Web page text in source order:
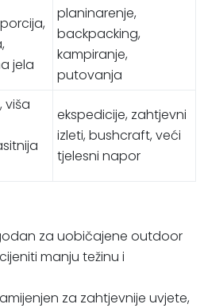
jela
planinarenje,
backpacking,
kampiranje,
putovanja
viša
ekspedicije, zahtjevni
izleti, bushcraft, veći
tjelesni napor
za uobičajene outdoor
manju težinu i
za zahtjevnije uvjete,